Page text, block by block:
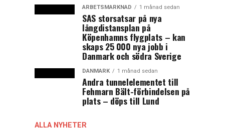
ARBETSMARKNAD 1 månad sedan
SAS storsatsar på nya
långdistansplan på
Köpenhamns flygplats – kan
skaps 25 000 nya jobb i
Danmark och södra Sverige
DANMARK 1 månad sedan
Andra tunnelelementet till
Fehmarn Bält-förbindelsen på
plats – döps till Lund
ALLA NYHETER